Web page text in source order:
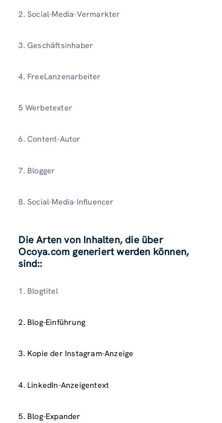
2. Social-Media-Vermarkter
3. Geschäftsinhaber
4. FreeLanzenarbeiter
5 Werbetexter
6. Content-Autor
7. Blogger
8. Social-Media-Influencer
Die Arten von Inhalten, die über
Ocoya.com generiert werden können,
sind::
1. Blogtitel
2. Blog-Einführung
3. Kopie der Instagram-Anzeige
4. LinkedIn-Anzeigentext
5. Blog-Expander